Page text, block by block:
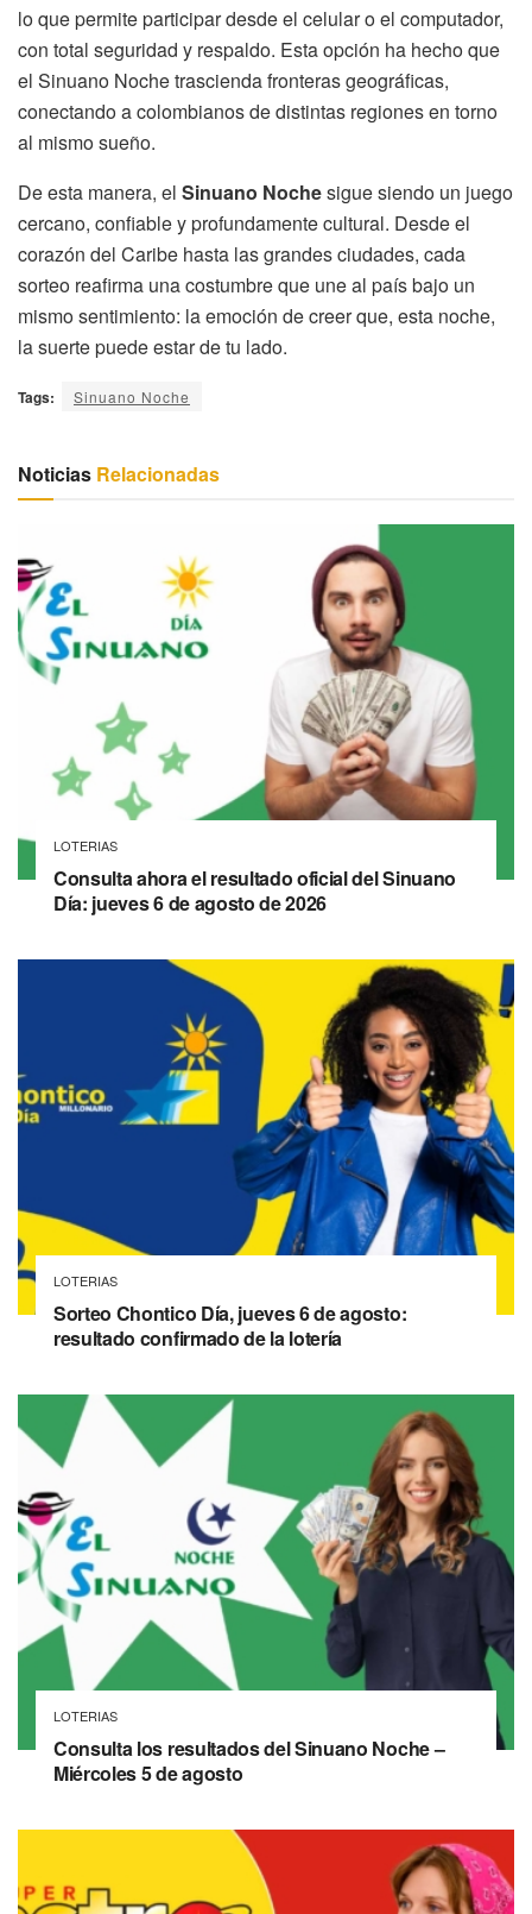
lo que permite participar desde el celular o el computador,
con total seguridad y respaldo. Esta opción ha hecho que
el Sinuano Noche trascienda fronteras geográficas,
conectando a colombianos de distintas regiones en torno
al mismo sueño.
De esta manera, el Sinuano Nochesigue siendo un juego
cercano, confiable y profundamente cultural. Desde el
corazón del Caribe hasta las grandes ciudades, cada
sorteo reafirma una costumbre que une al país bajo un
mismo sentimiento: la emoción de creer que, esta noche,
la suerte puede estar de tu lado.
Tags: Sinuano Noche
Noticias Relacionadas
LOTERIAS
Consulta ahora el resultado oficial del Sinuano
Día: jueves 6 de agosto de 2026
LOTERIAS
Sorteo Chontico Día, jueves 6 de agosto:
resultado confirmado de la lotería
LOTERIAS
Consulta los resultados del Sinuano Noche –
Miércoles 5 de agosto